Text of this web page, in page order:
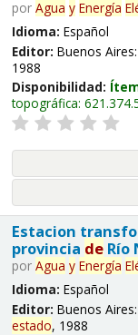
por Agua y Energía
Idioma: Español
Editor: Buenos Aires:
1988
Disponibilidad:
topográfica:
Estacion
provincia deRío
por Agua y Energía
Idioma: Español
Editor: Buenos Aires:
estado, 1988